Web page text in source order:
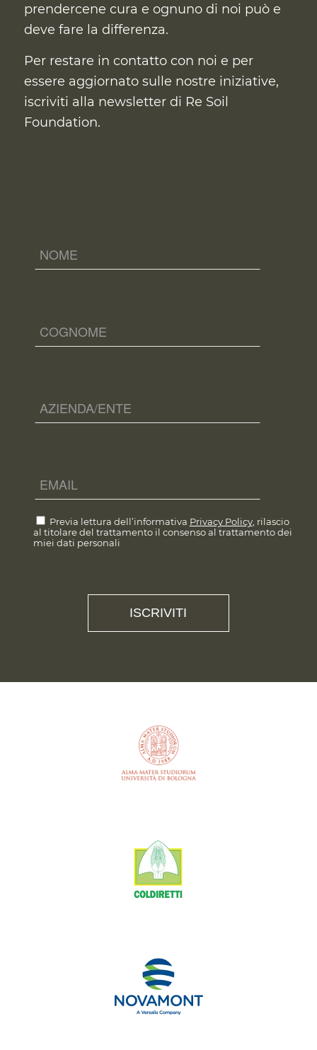
prendercene cura e ognuno di noi può e
deve fare la differenza.
Per restare in contatto con noi e per
essere aggiornato sulle nostre iniziative,
iscriviti alla newsletter di Re Soil
Foundation.
Previa lettura dell’informativa Privacy Policy, rilascio
al titolare del trattamento il consenso al trattamento dei
miei dati personali